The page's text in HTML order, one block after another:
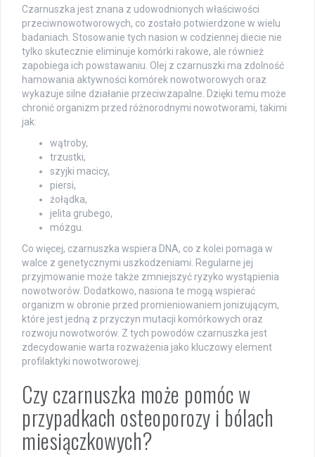
Czarnuszka jest znana z udowodnionych właściwości
przeciwnowotworowych, co zostało potwierdzone w wielu
badaniach. Stosowanie tych nasion w codziennej diecie nie
tylko skutecznie eliminuje komórki rakowe, ale również
zapobiega ich powstawaniu. Olej z czarnuszki ma zdolność
hamowania aktywności komórek nowotworowych oraz
wykazuje silne działanie przeciwzapalne. Dzięki temu może
chronić organizm przed różnorodnymi nowotworami, takimi
jak:
wątroby,
trzustki,
szyjki macicy,
piersi,
żołądka,
jelita grubego,
mózgu.
Co więcej, czarnuszka wspiera DNA, co z kolei pomaga w
walce z genetycznymi uszkodzeniami. Regularne jej
przyjmowanie może także zmniejszyć ryzyko wystąpienia
nowotworów. Dodatkowo, nasiona te mogą wspierać
organizm w obronie przed promieniowaniem jonizującym,
które jest jedną z przyczyn mutacji komórkowych oraz
rozwoju nowotworów. Z tych powodów czarnuszka jest
zdecydowanie warta rozważenia jako kluczowy element
profilaktyki nowotworowej.
Czy czarnuszka może pomóc w
przypadkach osteoporozy i bólach
miesiączkowych?